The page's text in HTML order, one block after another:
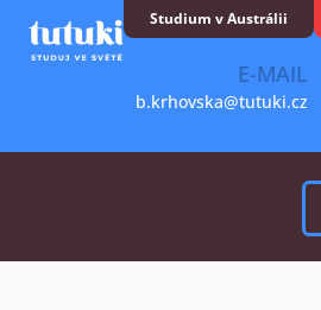
Studium v Austrálii
E-MAIL
b.krhovska@tutuki.cz